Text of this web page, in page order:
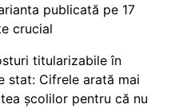
publicată pe 17
crucial
titularizabile în
stat: Cifrele arată mai
școlilor pentru că nu